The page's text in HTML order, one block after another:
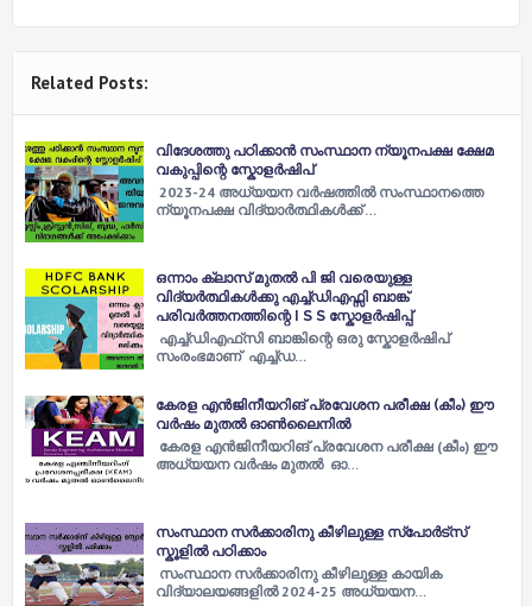
Related Posts:
വിദേശത്തു പഠിക്കാൻ സംസ്ഥാന ന്യൂനപക്ഷ ക്ഷേമ
വകുപ്പിന്റെ സ്കോളർഷിപ്
2023-24 അധ്യയന വർഷത്തിൽ സംസ്ഥാനത്തെ
ന്യൂനപക്ഷ വിദ്യാർത്ഥികൾക്ക് …
ഒന്നാം ക്ലാസ് മുതൽ പി ജി വരെയുള്ള
വിദ്യർത്ഥികൾക്കു എച്ച്ഡിഎഫ്സി ബാങ്ക്
പരിവർത്തനത്തിന്റെ I S S സ്കോളർഷിപ്പ്
എച്ച്‌ഡിഎഫ്‌സി ബാങ്കിന്റെ ഒരു സ്കോളർഷിപ്
സംരംഭമാണ് എച്ച്‌ഡ…
കേരള എൻജിനീയറിങ് പ്രവേശന പരീക്ഷ (കീം) ഈ
വർഷം മുതൽ ഓൺലൈനിൽ
കേരള എൻജിനീയറിങ് പ്രവേശന പരീക്ഷ (കീം) ഈ
അധ്യയന വർഷം മുതൽ ഓ…
സംസ്ഥാന സർക്കാരിനു കീഴിലുള്ള സ്പോർട്സ്
സ്കൂളിൽ പഠിക്കാം
സംസ്ഥാന സർക്കാരിനു കീഴിലുള്ള കായിക
വിദ്യാലയങ്ങളിൽ 2024-25 അധ്യയന…